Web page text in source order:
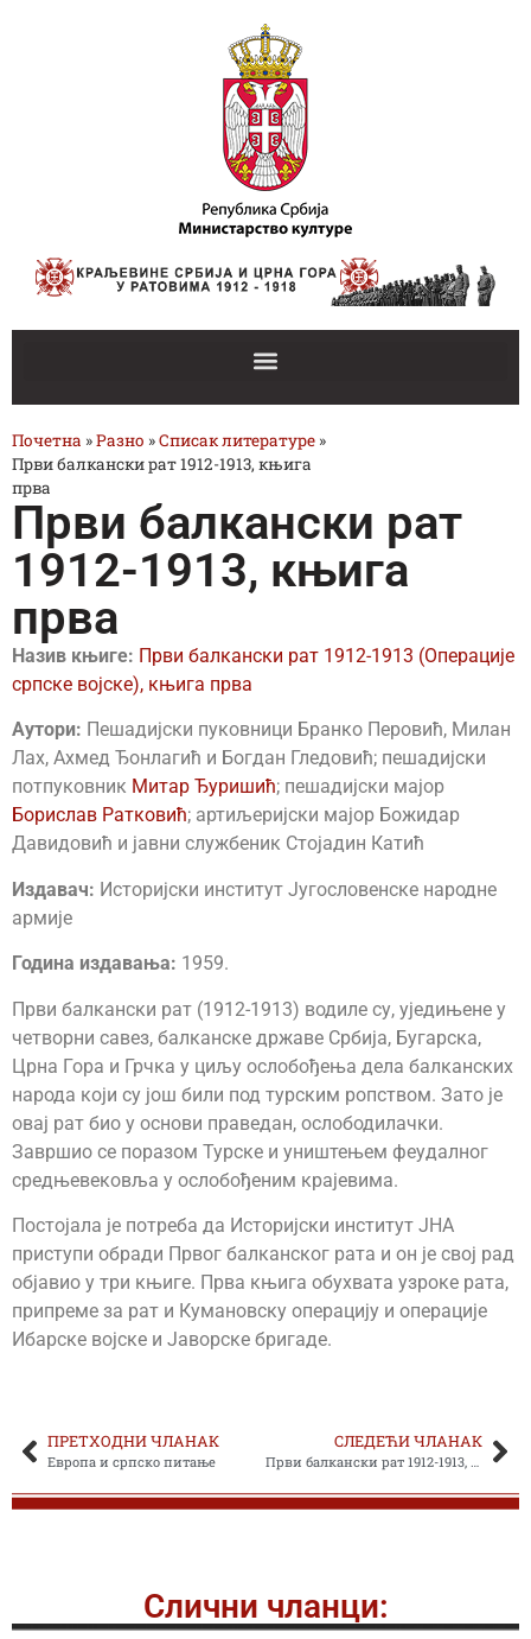
Почетна »Разно »Списак литературе »
Први балкански рат 1912-1913, књига
прва
Први балкански рат
1912-1913, књига
прва
Назив књиге: Први балкански рат 1912-1913 (Операције
српске војске), књига прва
Аутори: Пешадијски пуковници Бранко Перовић, Милан
Лах, Ахмед Ђонлагић и Богдан Гледовић; пешадијски
потпуковник Митар Ђуришић; пешадијски мајор
Борислав Ратковић; артиљеријски мајор Божидар
Давидовић и јавни службеник Стојадин Катић
Издавач: Историјски институт Југословенске народне
армије
Година издавања: 1959.
Први балкански рат (1912-1913) водиле су, уједињене у
четворни савез, балканске државе Србија, Бугарска,
Црна Гора и Грчка у циљу ослобођења дела балканских
народа који су још били под турским ропством. Зато је
овај рат био у основи праведан, ослободилачки.
Завршио се поразом Турске и уништењем феудалног
средњевековља у ослобођеним крајевима.
Постојала је потреба да Историјски институт ЈНА
приступи обради Првог балканског рата и он је свој рад
објавио у три књиге. Прва књига обухвата узроке рата,
припреме за рат и Кумановску операцију и операције
Ибарске војске и Јаворске бригаде.
ПРЕТХОДНИ ЧЛАНАК
Европа и српско питање
СЛЕДЕЋИ ЧЛАНАК
Први балкански рат 1912-1913, књига друга
Слични чланци: